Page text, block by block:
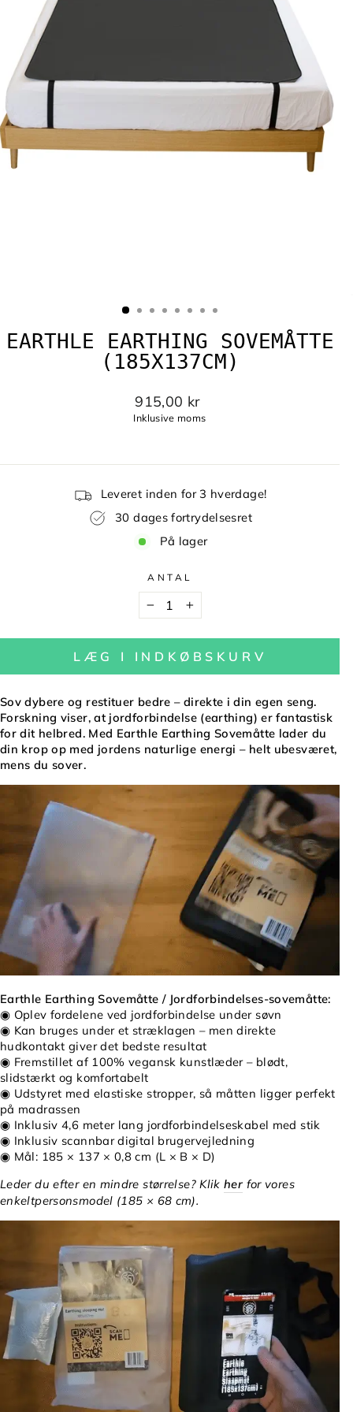
EARTHLE EARTHING SOVEMÅTTE
(185X137CM)
915,00 kr
Inklusive moms
Leveret inden for 3 hverdage!
30 dages fortrydelsesret
På lager
ANTAL
+
LÆG I INDKØBSKURV
Sov dybere og restituer bedre – direkte i din egen seng.
Forskning viser, at jordforbindelse (earthing) er fantastisk
for dit helbred. Med Earthle Earthing Sovemåtte lader du
din krop op med jordens naturlige energi – helt ubesværet,
mens du sover.
Earthle Earthing Sovemåtte / Jordforbindelses-sovemåtte:
◉ Oplev fordelene ved jordforbindelse under søvn
◉ Kan bruges under et stræklagen – men direkte
hudkontakt giver det bedste resultat
◉ Fremstillet af 100% vegansk kunstlæder – blødt,
slidstærkt og komfortabelt
◉ Udstyret med elastiske stropper, så måtten ligger perfekt
på madrassen
◉ Inklusiv 4,6 meter lang jordforbindelseskabel med stik
◉ Inklusiv scannbar digital brugervejledning
◉ Mål: 185 × 137 × 0,8 cm (L × B × D)
Leder du efter en mindre størrelse? Klikher for vores
enkeltpersonsmodel (185 × 68 cm).